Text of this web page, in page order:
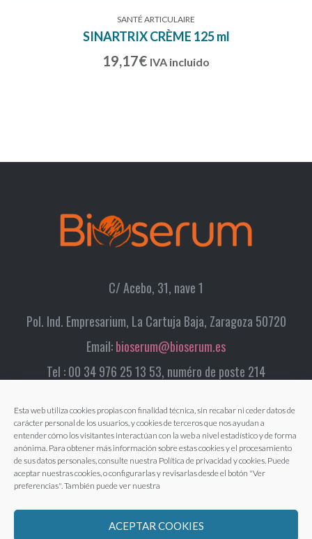
Esta web utiliza cookies propias con finalidad técnica, sin recabar ni ceder datos de
carácter personal de los usuarios, y cookies de terceros que nos ayudan a
entender cómo los visitantes interactúan con la web a nivel estadístico y de forma
anónima. Para obtener más información sobre estas cookies y el procesamiento
de sus datos personales, consulte nuestra Política de privacidad y cookies. Puede
aceptar nuestras cookies, o configurarlas y revisarlas desde el botón "Ver
preferencias". También puede ver nuestra
ACEPTAR COOKIES
SANTÉ ARTICULAIRE
SINARTRIX CRÈME 125 ml
19,17€ IVA incluido
C/ Acebo, 31, nave 1
Pol. Ind. Empresarium, La Cartuja Baja, Zaragoza 50720
Email:bioserum@bioserum.es
Tel : 00 34 976 25 13 53, numéro de poste 214